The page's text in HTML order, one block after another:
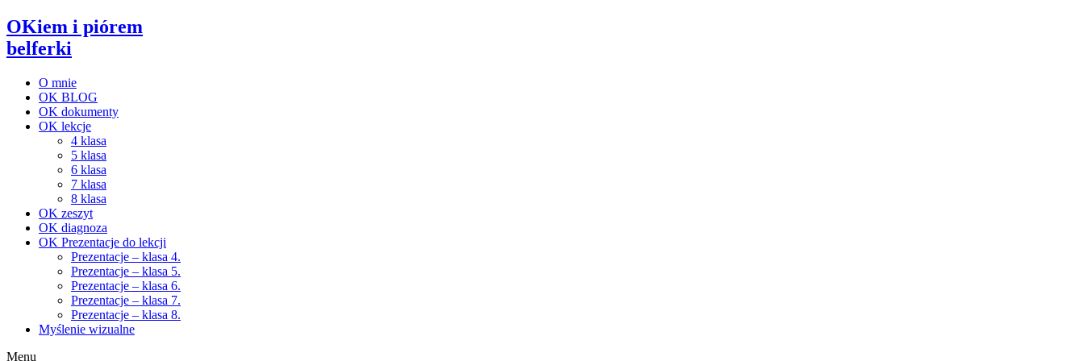
OKiem i piórem
belferki
O mnie
OK BLOG
OK dokumenty
OK lekcje
4 klasa
5 klasa
6 klasa
7 klasa
8 klasa
OK zeszyt
OK diagnoza
OK Prezentacje do lekcji
Prezentacje – klasa 4.
Prezentacje – klasa 5.
Prezentacje – klasa 6.
Prezentacje – klasa 7.
Prezentacje – klasa 8.
Myślenie wizualne
Menu